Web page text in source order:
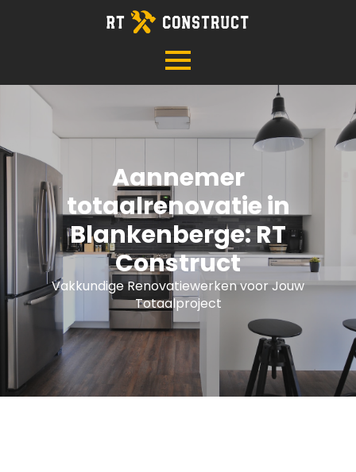
Aannemer
totaalrenovatie in
Blankenberge: RT
Construct
Vakkundige Renovatiewerken voor Jouw
Totaalproject